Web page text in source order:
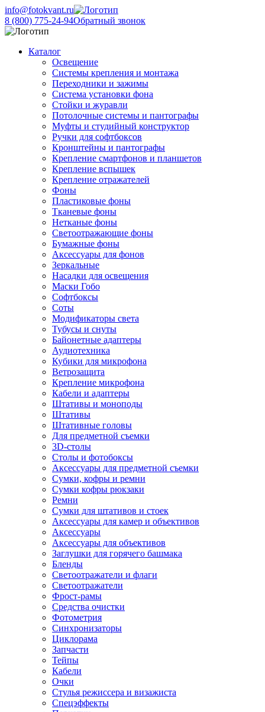
info@fotokvant.ru
8 (800) 775-24-94Обратный звонок
Каталог
Освещение
Системы крепления и монтажа
Переходники и зажимы
Система установки фона
Стойки и журавли
Потолочные системы и пантографы
Муфты и студийный конструктор
Ручки для софтбоксов
Кронштейны и пантографы
Крепление смартфонов и планшетов
Крепление вспышек
Крепление отражателей
Фоны
Пластиковые фоны
Тканевые фоны
Нетканые фоны
Светоотражающие фоны
Бумажные фоны
Аксессуары для фонов
Зеркальные
Насадки для освещения
Маски Гобо
Софтбоксы
Соты
Модификаторы света
Тубусы и снуты
Байонетные адаптеры
Аудиотехника
Кубики для микрофона
Ветрозащита
Крепление микрофона
Кабели и адаптеры
Штативы и моноподы
Штативы
Штативные головы
Для предметной съемки
3D-столы
Столы и фотобоксы
Аксессуары для предметной съемки
Сумки, кофры и ремни
Сумки кофры рюкзаки
Ремни
Сумки для штативов и стоек
Аксессуары для камер и объективов
Аксессуары
Аксессуары для объективов
Заглушки для горячего башмака
Бленды
Светоотражатели и флаги
Светоотражатели
Фрост-рамы
Средства очистки
Фотометрия
Синхронизаторы
Циклорама
Запчасти
Тейпы
Кабели
Очки
Стулья режиссера и визажиста
Спецэффекты